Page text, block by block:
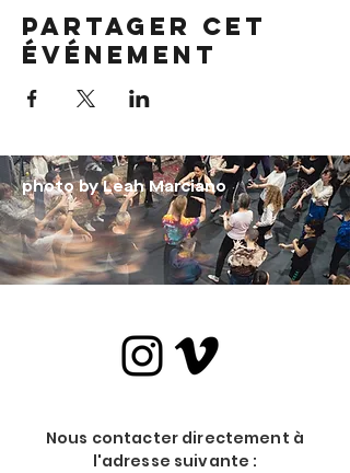
Partager cet
événement
photo by Leah Marciano
Nous contacter directement à
l'adresse suivante :